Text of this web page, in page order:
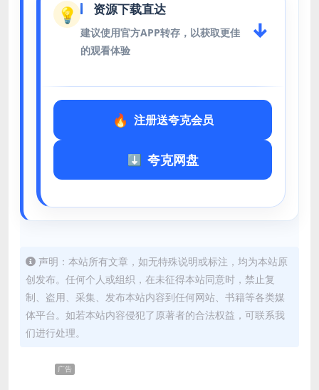
💡 资源下载直达
建议使用官方APP转存，以获取更佳
的观看体验
↓
注册送夸克会员
夸克网盘
声明：本站所有文章，如无特殊说明或标注，均为本站原
创发布。任何个人或组织，在未征得本站同意时，禁止复
制、盗用、采集、发布本站内容到任何网站、书籍等各类媒
体平台。如若本站内容侵犯了原著者的合法权益，可联系我
们进行处理。
广告